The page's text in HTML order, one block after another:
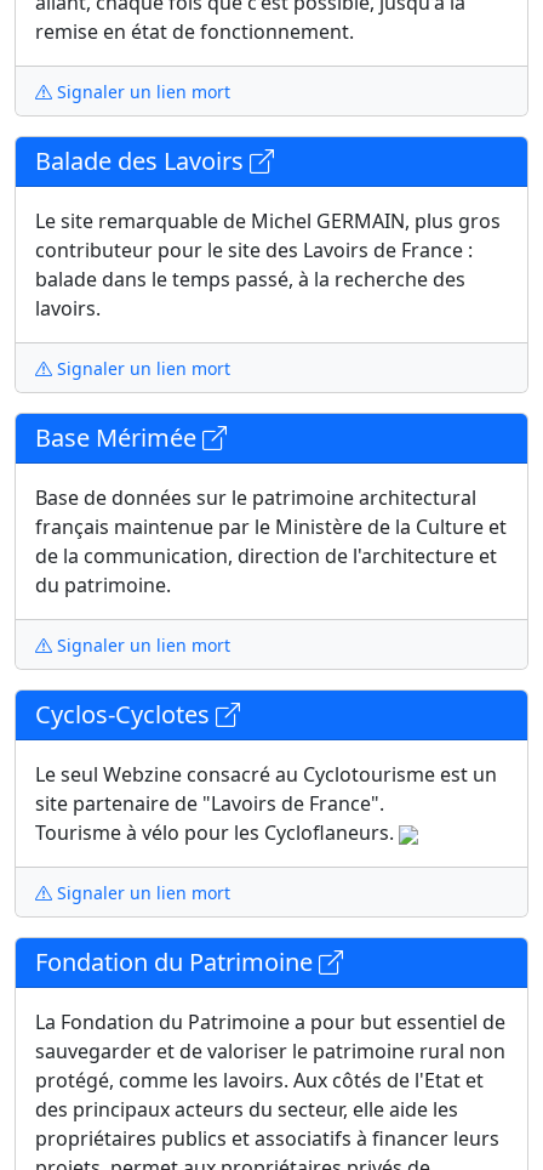
remise en état de fonctionnement.
Signaler un lien mort
Balade des Lavoirs
Le site remarquable de Michel GERMAIN, plus gros
contributeur pour le site des Lavoirs de France :
balade dans le temps passé, à la recherche des
lavoirs.
Signaler un lien mort
Base Mérimée
Base de données sur le patrimoine architectural
français maintenue par le Ministère de la Culture et
de la communication, direction de l'architecture et
du patrimoine.
Signaler un lien mort
Cyclos-Cyclotes
Le seul Webzine consacré au Cyclotourisme est un
site partenaire de "Lavoirs de France".
Tourisme à vélo pour les Cycloflaneurs.
Signaler un lien mort
Fondation du Patrimoine
La Fondation du Patrimoine a pour but essentiel de
sauvegarder et de valoriser le patrimoine rural non
protégé, comme les lavoirs. Aux côtés de l'Etat et
des principaux acteurs du secteur, elle aide les
propriétaires publics et associatifs à financer leurs